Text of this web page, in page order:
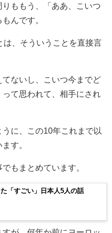
ももう、「ああ、こいつ
んです。
は、そういうことを直接言
てないし、こいつ今までど
て思われて、相手にされ
に、この10年これまで以
す。
もまとめています。
「すごい」日本人5人の話